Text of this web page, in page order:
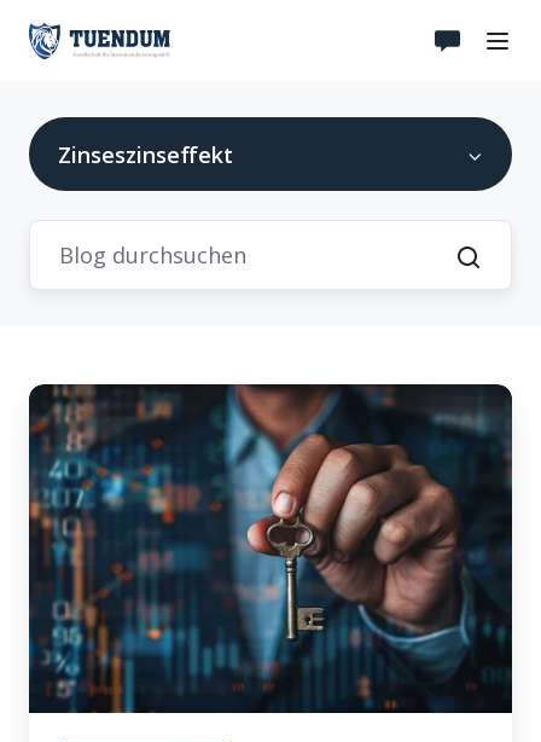
Zinseszinseffekt
Zinseszinseffekt:
Dein
Schlüssel
zu
exponentiellem
Wachstum